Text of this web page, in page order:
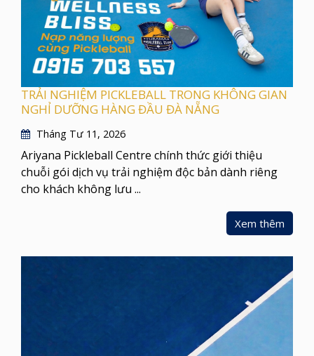
TRẢI NGHIỆM PICKLEBALL TRONG KHÔNG GIAN
NGHỈ DƯỠNG HÀNG ĐẦU ĐÀ NẴNG
Tháng Tư 11, 2026
Ariyana Pickleball Centre chính thức giới thiệu
chuỗi gói dịch vụ trải nghiệm độc bản dành riêng
cho khách không lưu ...
Xem thêm